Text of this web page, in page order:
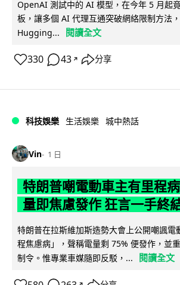
OpenAI 測試中的 AI 模型，在今年 5 月起
板，讓多個 AI 代理互通突破網絡限制方法
Hugging...
閱讀全文
330 43 ↗ 分享
科技娛樂 生活娛樂 城中熱話
Vin 1 日
特朗普嘲電動車主有里程
量即焦慮發作 狂言一手終
特朗普在拉斯維加斯造勢大會上公開嘲諷電
程焦慮病」，聲稱電量剩 75% 便發作，並
制令。惟專業車媒隨即反駁，...
閱讀全文